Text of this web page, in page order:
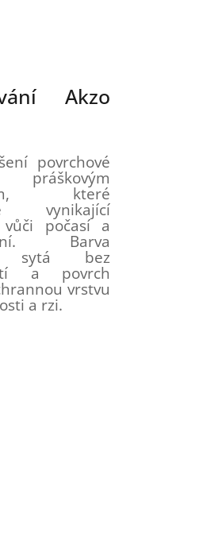
Akzo
povrchové
které
vynikající
vůči počasí a
Barva
sytá bez
a povrch
vrstvu
a rzi.